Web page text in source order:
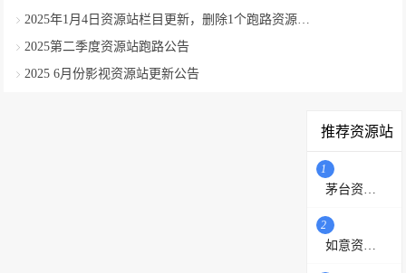
2025第二季度资源站跑路公告
2025 6月份影视资源站更新公告
推荐资源站
1
2